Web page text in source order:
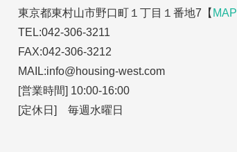
東京都東村山市野口町１丁目１番地7【 MAP
TEL:042-306-3211
FAX:042-306-3212
MAIL:info@housing-west.com
[営業時間] 10:00-16:00
[定休日] 毎週水曜日